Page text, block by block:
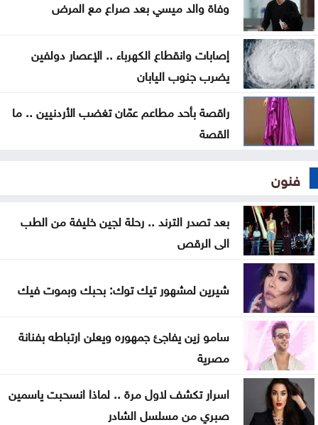
وفاة والد ميسي بعد صراع مع المرض
إصابات وانقطاع الكهرباء .. الإعصار دولفين
يضرب جنوب اليابان
راقصة بأحد مطاعم عمّان تغضب الأردنيين .. ما
القصة
فنون
بعد تصدر الترند .. رحلة لجين خليفة من الطب
الى الرقص
شيرين لمشهور تيك توك: بحبك وبموت فيك
سامو زين يفاجئ جمهوره ويعلن ارتباطه بفنانة
مصرية
اسرار تكشف لاول مرة .. لماذا انسحبت ياسمين
صبري من مسلسل الشادر